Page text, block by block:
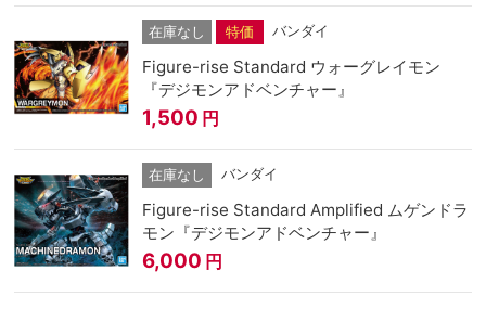
在庫なし 特価 バンダイ
Figure-rise Standard ウォーグレイモン
『デジモンアドベンチャー』
1,500 円
在庫なし バンダイ
Figure-rise Standard Amplified ムゲンドラ
モン『デジモンアドベンチャー』
6,000 円